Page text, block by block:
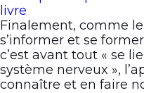
livre
Finalement, comme
s’informer et se
c’est avant tout « se
système nerveux »,
connaître et en faire